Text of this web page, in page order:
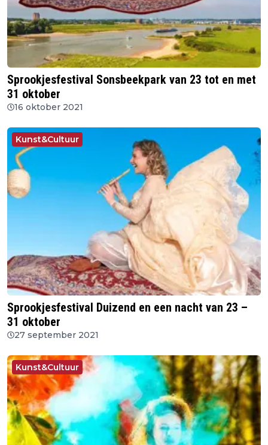
Sprookjesfestival Sonsbeekpark van 23 tot en met
31 oktober
16 oktober 2021
Kunst&Cultuur
Sprookjesfestival Duizend en een nacht van 23 –
31 oktober
27 september 2021
Kunst&Cultuur